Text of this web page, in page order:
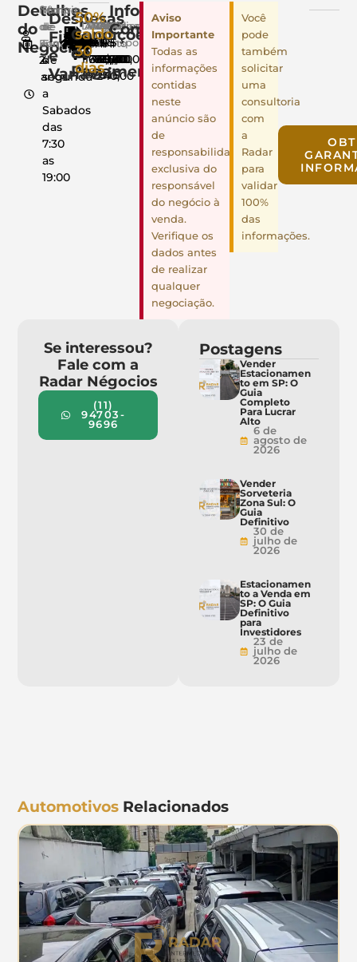
Detalhes
do
Negócio
Nº.
de
Funcionários
2
Tempo
de
contrato
4
anos
Horário
de
Funcionamento
de
segunda
a
Sabados
das
7:30
as
19:00
Despesas
Fixas
e
Variáveis
Aluguel
R$
16.291,00
FGTS
8%
INSS
11%
Luz
R$
350,00
Água
R$
484,00
Telefone
R$
150,00
Vale
Transporte
R$
240,00
DAS
R$
1.781,00
Salários
R$
6.500,00
IPTU
R$
0,00
Condições
de
Pagamento
50%
saldo
30
dias
Info.
Complementares
Aviso
Importante
Todas as
informações
contidas
neste
anúncio são
de
responsabilidade
exclusiva do
responsável
do negócio à
venda.
Verifique os
dados antes
de realizar
qualquer
negociação.
Você
pode
também
solicitar
uma
consultoria
com
a
Radar
para
validar
100%
das
informações.
Se interessou?
Fale com a
Radar Négocios
(11)
94703-
9696
Postagens
Vender
Estacionamen
to em SP: O
Guia
Completo
Para Lucrar
Alto
6 de
agosto de
2026
Vender
Sorveteria
Zona Sul: O
Guia
Definitivo
30 de
julho de
2026
Estacionamen
to a Venda em
SP: O Guia
Definitivo
para
Investidores
23 de
julho de
2026
Automotivos Relacionados